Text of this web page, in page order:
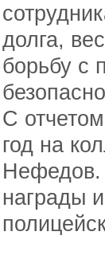
долга,
борьбу с
С
год на
Нефедов.
награды